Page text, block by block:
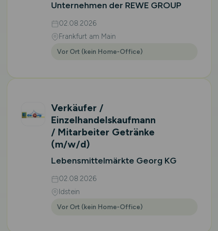
Unternehmen der REWE GROUP
02.08.2026
Frankfurt am Main
Vor Ort (kein Home-Office)
Verkäufer /
Einzelhandelskaufmann
/ Mitarbeiter Getränke
(m/w/d)
Lebensmittelmärkte Georg KG
02.08.2026
Idstein
Vor Ort (kein Home-Office)